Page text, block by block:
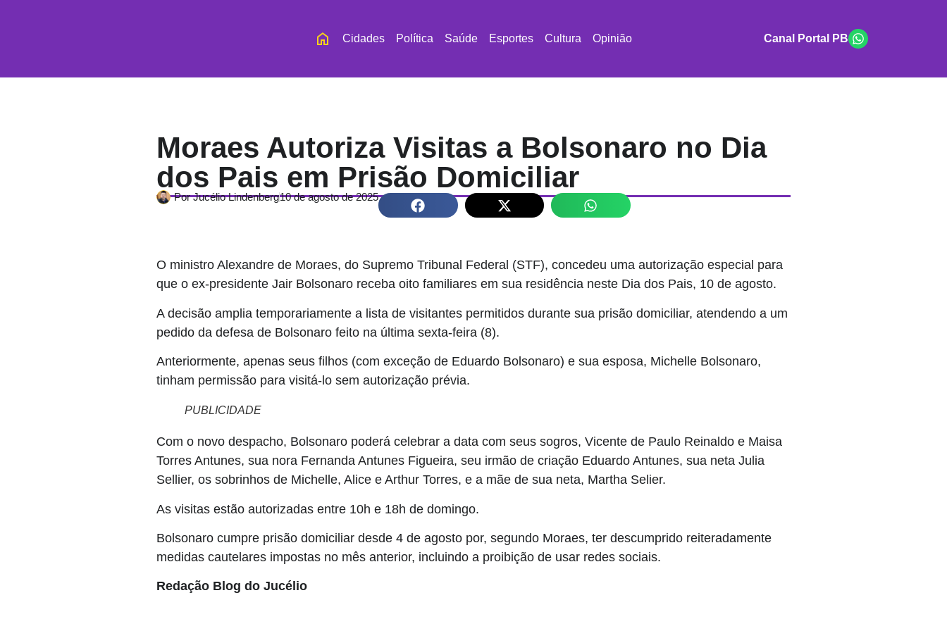
Cidades Política Saúde Esportes Cultura Opinião Canal Portal PB
Moraes Autoriza Visitas a Bolsonaro no Dia
dos Pais em Prisão Domiciliar
PorJucélio Lindenberg10 de agosto de 2025
O ministro Alexandre de Moraes, do Supremo Tribunal Federal (STF), concedeu uma autorização especial para
que o ex-presidente Jair Bolsonaro receba oito familiares em sua residência neste Dia dos Pais, 10 de agosto.
A decisão amplia temporariamente a lista de visitantes permitidos durante sua prisão domiciliar, atendendo a um
pedido da defesa de Bolsonaro feito na última sexta-feira (8).
Anteriormente, apenas seus filhos (com exceção de Eduardo Bolsonaro) e sua esposa, Michelle Bolsonaro,
tinham permissão para visitá-lo sem autorização prévia.
PUBLICIDADE
Com o novo despacho, Bolsonaro poderá celebrar a data com seus sogros, Vicente de Paulo Reinaldo e Maisa
Torres Antunes, sua nora Fernanda Antunes Figueira, seu irmão de criação Eduardo Antunes, sua neta Julia
Sellier, os sobrinhos de Michelle, Alice e Arthur Torres, e a mãe de sua neta, Martha Selier.
As visitas estão autorizadas entre 10h e 18h de domingo.
Bolsonaro cumpre prisão domiciliar desde 4 de agosto por, segundo Moraes, ter descumprido reiteradamente
medidas cautelares impostas no mês anterior, incluindo a proibição de usar redes sociais.
Redação Blog do Jucélio